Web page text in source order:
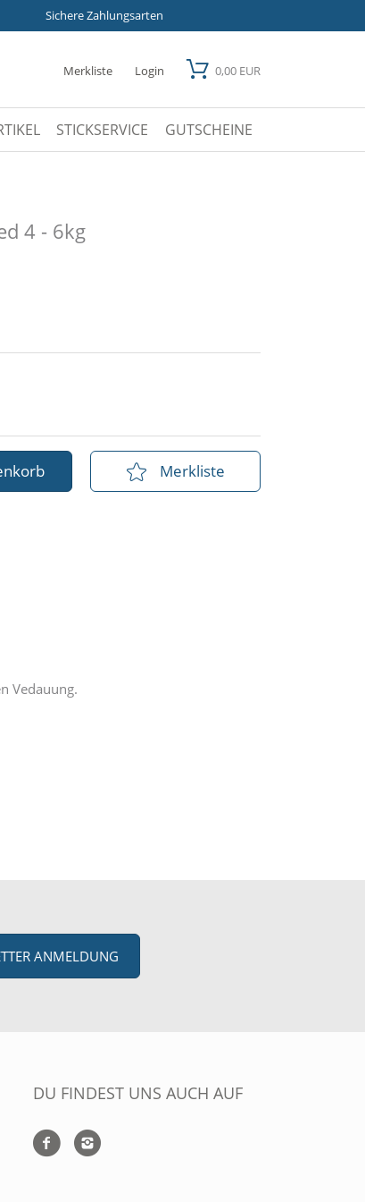
Sichere Zahlungsarten
Merkliste Login 0,00 EUR
STICKSERVICE GUTSCHEINE
4 - 6kg
Merkliste
Vedauung.
ANMELDUNG
DU FINDEST UNS AUCH AUF